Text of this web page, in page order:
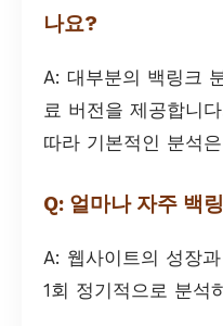
나요?
A: 대부분의 백링크
료 버전을 제공합니
따라 기본적인 분석
Q: 얼마나 자주 백
A: 웹사이트의 성장
1회 정기적으로 분석